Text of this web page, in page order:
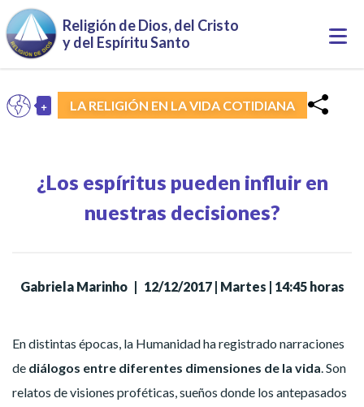
Pasar al contenido principal
Religión de Dios, del Cristo
y del Espíritu Santo
ES
+
Toggle Dropdown
LA RELIGIÓN EN LA VIDA COTIDIANA
¿Los espíritus pueden influir en
nuestras decisiones?
Gabriela Marinho | 12/12/2017 | Martes | 14:45 horas
En distintas épocas, la Humanidad ha registrado narraciones
de diálogos entre diferentes dimensiones de la vida. Son
relatos de visiones proféticas, sueños donde los antepasados